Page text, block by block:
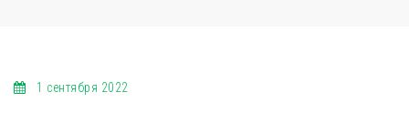
1 сентября 2022